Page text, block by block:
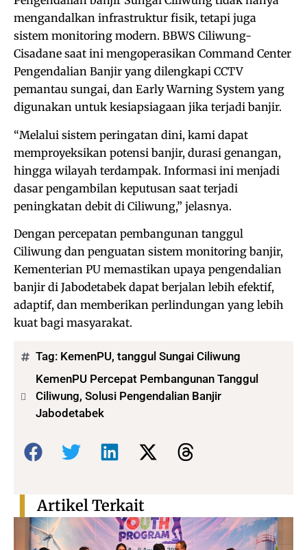
mengandalkan infrastruktur fisik, tetapi juga
sistem monitoring modern. BBWS Ciliwung-
Cisadane saat ini mengoperasikan Command Center
Pengendalian Banjir yang dilengkapi CCTV
pemantau sungai, dan Early Warning System yang
digunakan untuk kesiapsiagaan jika terjadi banjir.
“Melalui sistem peringatan dini, kami dapat
memproyeksikan potensi banjir, durasi genangan,
hingga wilayah terdampak. Informasi ini menjadi
dasar pengambilan keputusan saat terjadi
peningkatan debit di Ciliwung,” jelasnya.
Dengan percepatan pembangunan tanggul
Ciliwung dan penguatan sistem monitoring banjir,
Kementerian PU memastikan upaya pengendalian
banjir di Jabodetabek dapat berjalan lebih efektif,
adaptif, dan memberikan perlindungan yang lebih
kuat bagi masyarakat.
Tag: KemenPU, tanggul Sungai Ciliwung
KemenPU Percepat Pembangunan Tanggul
Ciliwung, Solusi Pengendalian Banjir
Jabodetabek
Bagikan:
Artikel Terkait